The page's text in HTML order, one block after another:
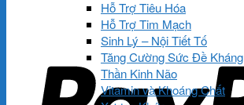
Hỗ Trợ Tiêu Hóa
Hỗ Trợ Tim Mạch
Sinh Lý – Nội Tiết Tố
Tăng Cường Sức Đề Kháng
Thần Kinh Não
Vitamin và Khoáng Chất